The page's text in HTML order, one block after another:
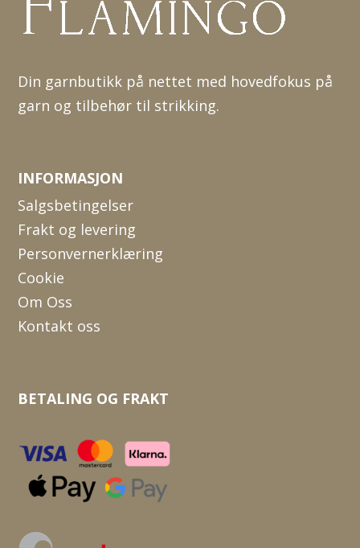
Din garnbutikk på nettet med hovedfokus på
garn og tilbehør til strikking.
INFORMASJON
Salgsbetingelser
Frakt og levering
Personvernerklæring
Cookie
Om Oss
Kontakt oss
BETALING OG FRAKT